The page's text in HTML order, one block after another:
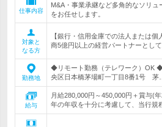
仕事内容
M&A・事業承継など多角的なソリ
をお任せします。
対象と
なる方
【銀行・信用金庫での法人または
商5億円以上の経営パートナーとし
勤務地
◆リモート勤務（テレワーク）OK
央区日本橋茅場町一丁目8番1号 茅…
給与
月給280,000円～450,000円＋賞与
年の年収を十分に考慮して、当行規